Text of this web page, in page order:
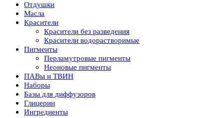
Отдушки
Масла
Красители
Красители без разведения
Красители водорастворимые
Пигменты
Перламутровые пигменты
Неоновые пигменты
ПАВы и ТВИН
Наборы
Базы для диффузоров
Глицерин
Ингредиенты